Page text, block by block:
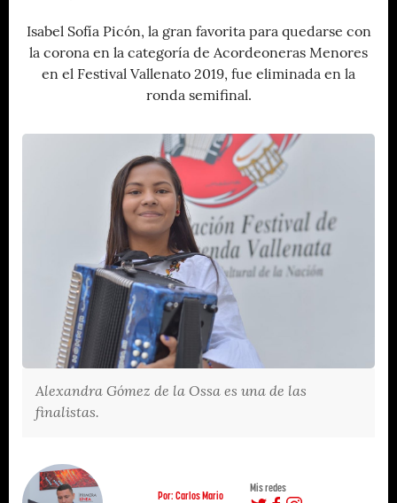
Isabel Sofía Picón, la gran favorita para quedarse con
la corona en la categoría de Acordeoneras Menores
en el Festival Vallenato 2019, fue eliminada en la
ronda semifinal.
Alexandra Gómez de la Ossa es una de las
finalistas.
Por: Carlos Mario
Mis redes